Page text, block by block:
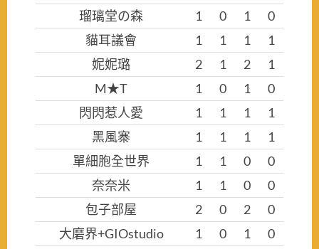
瑠璃堂の森
1 0 1
0
貓耳議會
1 1 1
1
妮妮璐
2 1 2
1
M★T
1 0 1
0
閃閃惹人愛
1 1 1
1
黑風寨
1 1 1
1
單細胞全世界
1 1 0
0
奈奈米
1 1 0
0
包子部屋
2 0 2
0
大磨界+GIOstudio
1 0 1
0